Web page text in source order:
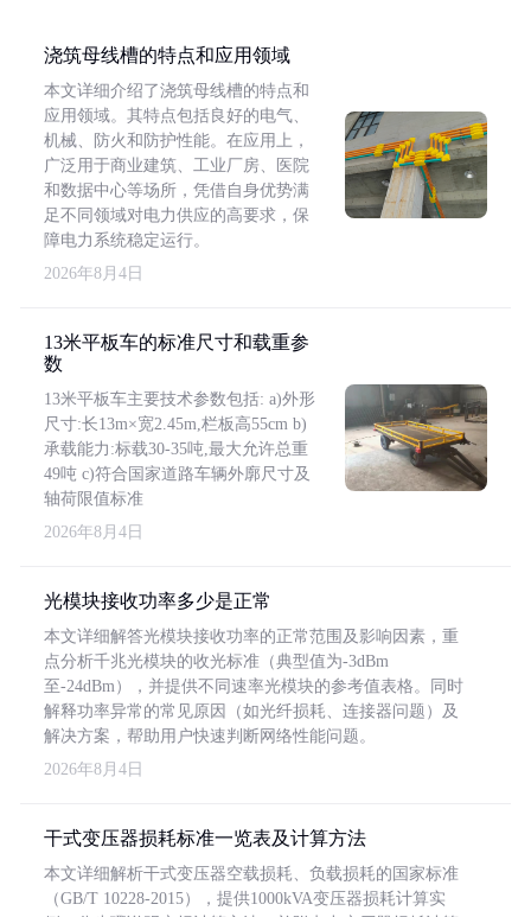
浇筑母线槽的特点和应用领域
本文详细介绍了浇筑母线槽的特点和
应用领域。其特点包括良好的电气、
机械、防火和防护性能。在应用上，
广泛用于商业建筑、工业厂房、医院
和数据中心等场所，凭借自身优势满
足不同领域对电力供应的高要求，保
障电力系统稳定运行。
2026年8月4日
13米平板车的标准尺寸和载重参
数
13米平板车主要技术参数包括: a)外形
尺寸:长13m×宽2.45m,栏板高55cm b)
承载能力:标载30-35吨,最大允许总重
49吨 c)符合国家道路车辆外廓尺寸及
轴荷限值标准
2026年8月4日
光模块接收功率多少是正常
本文详细解答光模块接收功率的正常范围及影响因素，重
点分析千兆光模块的收光标准（典型值为-3dBm
至-24dBm），并提供不同速率光模块的参考值表格。同时
解释功率异常的常见原因（如光纤损耗、连接器问题）及
解决方案，帮助用户快速判断网络性能问题。
2026年8月4日
干式变压器损耗标准一览表及计算方法
本文详细解析干式变压器空载损耗、负载损耗的国家标准
（GB/T 10228-2015），提供1000kVA变压器损耗计算实